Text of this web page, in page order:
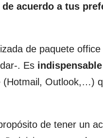
acuerdo a tus
de paquete
. Es
(Hotmail, Outlook,…)
de tener un